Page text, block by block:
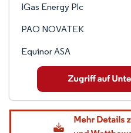
IGas Energy Plc
PAO NOVATEK
Equinor ASA